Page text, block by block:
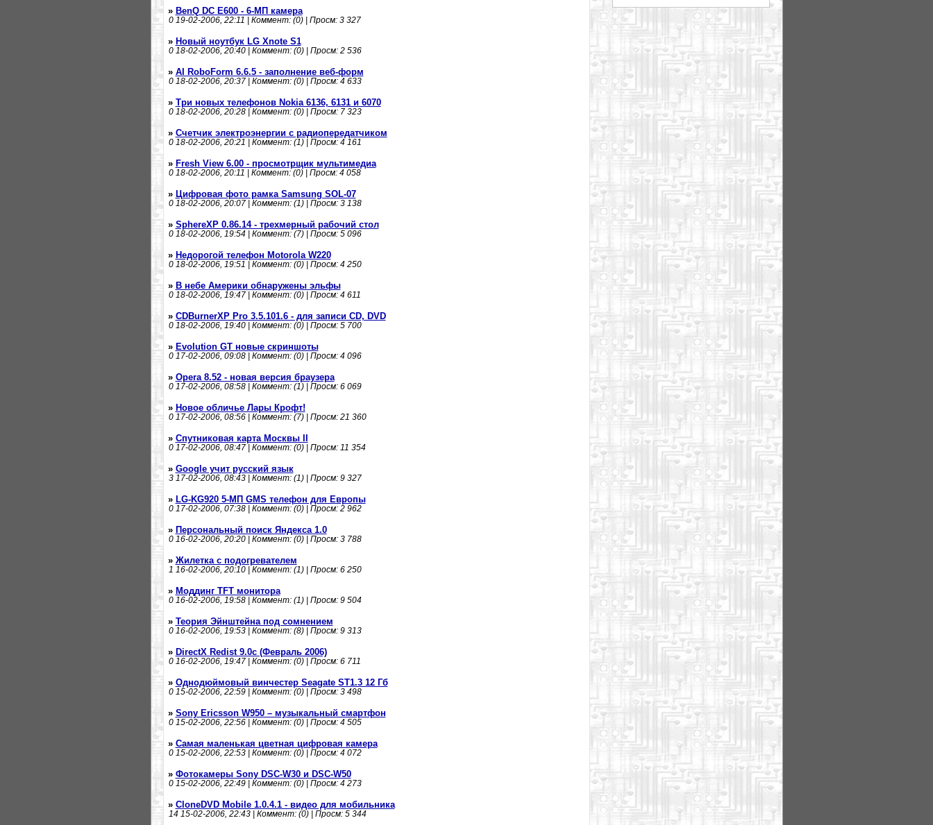
» BenQ DC E600 - 6-МП камера
019-02-2006, 22:11 | Коммент: (0) | Просм: 3 327
» Новый ноутбук LG Xnote S1
018-02-2006, 20:40 | Коммент: (0) | Просм: 2 536
» AI RoboForm 6.6.5 - заполнение веб-форм
018-02-2006, 20:37 | Коммент: (0) | Просм: 4 633
» Три новых телефонов Nokia 6136, 6131 и 6070
018-02-2006, 20:28 | Коммент: (0) | Просм: 7 323
» Счетчик электроэнергии с радиопередатчиком
018-02-2006, 20:21 | Коммент: (1) | Просм: 4 161
» Fresh View 6.00 - просмотрщик мультимедиа
018-02-2006, 20:11 | Коммент: (0) | Просм: 4 058
» Цифровая фото рамка Samsung SOL-07
018-02-2006, 20:07 | Коммент: (1) | Просм: 3 138
» SphereXP 0.86.14 - трехмерный рабочий стол
018-02-2006, 19:54 | Коммент: (7) | Просм: 5 096
» Недорогой телефон Motorola W220
018-02-2006, 19:51 | Коммент: (0) | Просм: 4 250
» В небе Америки обнаружены эльфы
018-02-2006, 19:47 | Коммент: (0) | Просм: 4 611
» CDBurnerXP Pro 3.5.101.6 - для записи CD, DVD
018-02-2006, 19:40 | Коммент: (0) | Просм: 5 700
» Evolution GT новые скриншоты
017-02-2006, 09:08 | Коммент: (0) | Просм: 4 096
» Opera 8.52 - новая версия браузера
017-02-2006, 08:58 | Коммент: (1) | Просм: 6 069
» Новое обличье Лары Крофт!
017-02-2006, 08:56 | Коммент: (7) | Просм: 21 360
» Спутниковая карта Москвы II
017-02-2006, 08:47 | Коммент: (0) | Просм: 11 354
» Google учит русский язык
317-02-2006, 08:43 | Коммент: (1) | Просм: 9 327
» LG-KG920 5-МП GMS телефон для Европы
017-02-2006, 07:38 | Коммент: (0) | Просм: 2 962
» Персональный поиск Яндекса 1.0
016-02-2006, 20:20 | Коммент: (0) | Просм: 3 788
» Жилетка с подогревателем
1 16-02-2006, 20:10 | Коммент: (1) | Просм: 6 250
» Моддинг TFT монитора
016-02-2006, 19:58 | Коммент: (1) | Просм: 9 504
» Теория Эйнштейна под сомнением
016-02-2006, 19:53 | Коммент: (8) | Просм: 9 313
» DirectX Redist 9.0c (Февраль 2006)
016-02-2006, 19:47 | Коммент: (0) | Просм: 6 711
» Однодюймовый винчестер Seagate ST1.3 12 Гб
015-02-2006, 22:59 | Коммент: (0) | Просм: 3 498
» Sony Ericsson W950 – музыкальный смартфон
015-02-2006, 22:56 | Коммент: (0) | Просм: 4 505
» Самая маленькая цветная цифровая камера
015-02-2006, 22:53 | Коммент: (0) | Просм: 4 072
» Фотокамеры Sony DSC-W30 и DSC-W50
015-02-2006, 22:49 | Коммент: (0) | Просм: 4 273
» CloneDVD Mobile 1.0.4.1 - видео для мобильника
1415-02-2006, 22:43 | Коммент: (0) | Просм: 5 344